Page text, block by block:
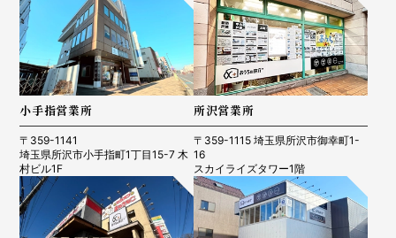
小手指営業所
〒359-1141
埼玉県所沢市小手指町1丁目15-7 木
村ビル1F
所沢営業所
〒359-1115 埼玉県所沢市御幸町1-
16
スカイライズタワー1階